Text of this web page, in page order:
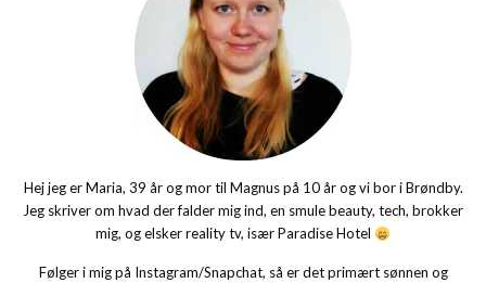
Hej jeg er Maria, 39 år og mor til Magnus på 10 år og vi bor i Brøndby.
Jeg skriver om hvad der falder mig ind, en smule beauty, tech, brokker
mig, og elsker reality tv, især Paradise Hotel
Følger i mig på Instagram/Snapchat, så er det primært sønnen og